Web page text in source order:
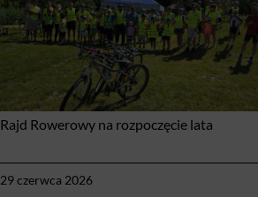
Rajd Rowerowy na rozpoczęcie lata
29 czerwca 2026